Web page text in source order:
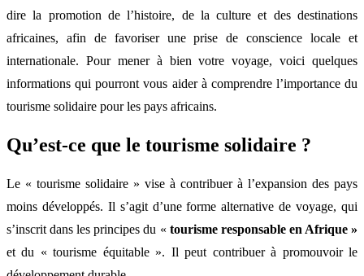
dire la promotion de l’histoire, de la culture et des destinations
africaines, afin de favoriser une prise de conscience locale et
internationale. Pour mener à bien votre voyage, voici quelques
informations qui pourront vous aider à comprendre l’importance du
tourisme solidaire pour les pays africains.
Qu’est-ce que le tourisme solidaire ?
Le « tourisme solidaire » vise à contribuer à l’expansion des pays
moins développés. Il s’agit d’une forme alternative de voyage, qui
s’inscrit dans les principes du « tourisme responsable en Afrique »
et du « tourisme équitable ». Il peut contribuer à promouvoir le